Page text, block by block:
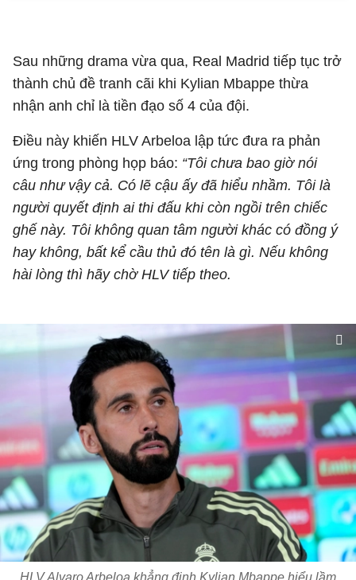
Sau những drama vừa qua, Real Madrid tiếp tục trở
thành chủ đề tranh cãi khi Kylian Mbappe thừa
nhận anh chỉ là tiền đạo số 4 của đội.
Điều này khiến HLV Arbeloa lập tức đưa ra phản
ứng trong phòng họp báo: “Tôi chưa bao giờ nói
câu như vậy cả. Có lẽ cậu ấy đã hiểu nhầm. Tôi là
người quyết định ai thi đấu khi còn ngồi trên chiếc
ghế này. Tôi không quan tâm người khác có đồng ý
hay không, bất kể cầu thủ đó tên là gì. Nếu không
hài lòng thì hãy chờ HLV tiếp theo.
HLV Alvaro Arbeloa khẳng định Kylian Mbappe hiểu lầm